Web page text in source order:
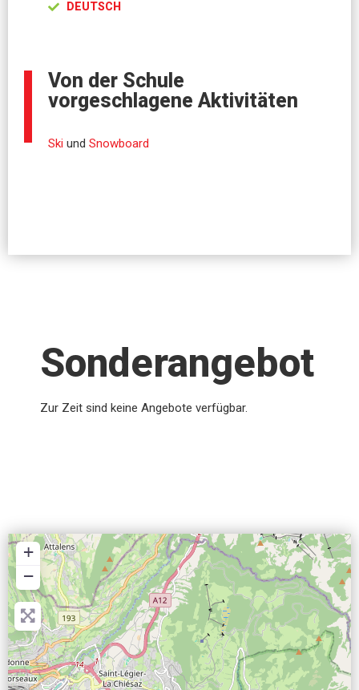
DEUTSCH
Von der Schule
vorgeschlagene Aktivitäten
Ski und Snowboard
Sonderangebot
Zur Zeit sind keine Angebote verfügbar.
+
−